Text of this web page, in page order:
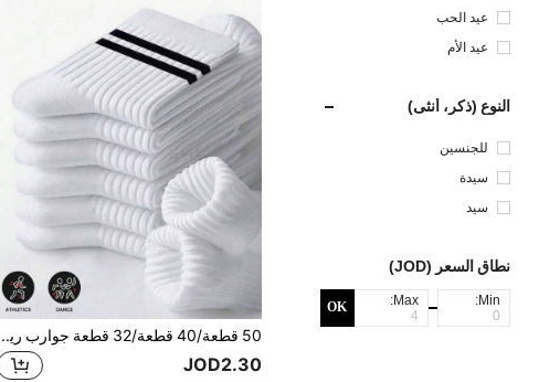
عيد الحب
عيد الأم
النوع (ذكر، أنثى)
للجنسين
سيدة
سيد
نطاق السعر (JOD)
Min:
Max:
OK
50 قطعة/40 قطعة/32 قطعة جوارب رياضية عصرية للجنسين باللونين الأسود والأبيض سميكة حتى منتصف الساق مريحة مخططة للعمل والكاجوال جوارب طويلة. شركة القرش. جوارب
JOD2.30